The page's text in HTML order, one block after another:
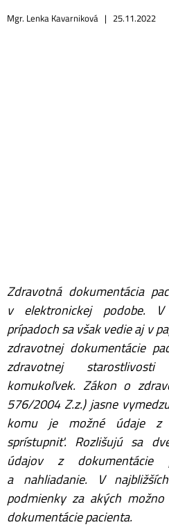
Mgr. Lenka Kavarniková | 25.11.2022
Zdravotná dokumentácia
v elektronickej podobe. V
prípadoch sa však vedie aj v
zdravotnej dokumentácie
zdravotnej
komukoľvek. Zákon o
576/2004 Z.z.) jasne
komu je možné údaje z
sprístupniť. Rozlišujú sa
údajov z
a nahliadanie. V
podmienky za akých
dokumentácie pacienta.